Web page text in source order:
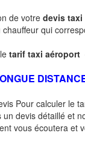
de votre devis taxi
qui
tarif taxi aéroport
Pour calculer le
un devis détaillé et
vous écoutera et